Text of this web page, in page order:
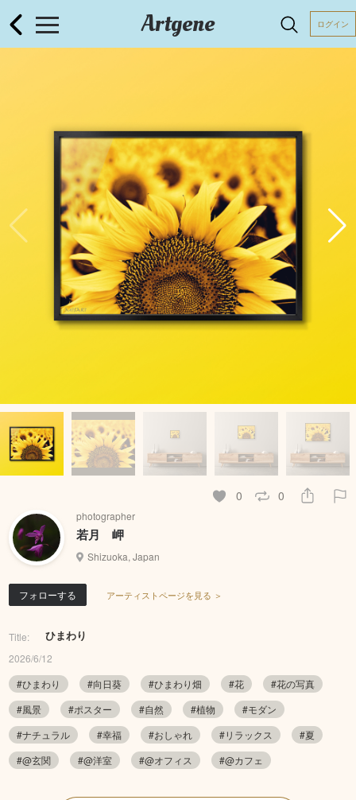
Artgene ログイン
0 0
photographer
若月 岬
Shizuoka, Japan
フォローする アーティストページを見る ＞
Title: ひまわり
2026/6/12
#ひまわり
#向日葵 #ひまわり畑 #花
#花の写真
#風景
#ポスター #自然 #植物
#モダン
#ナチュラル
#幸福 #おしゃれ #リラックス
#夏
#@玄関
#@洋室 #@オフィス #@カフェ